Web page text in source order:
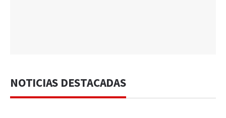
NOTICIAS DESTACADAS